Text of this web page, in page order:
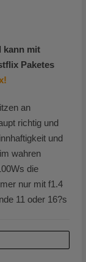
kann mit
Paketes
an
richtig und
und
wahren
die
nur mit f1.4
11 oder 16?s